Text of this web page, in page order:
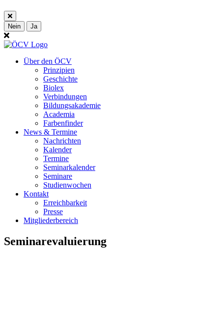
Nein Ja
Über den ÖCV
Prinzipien
Geschichte
Biolex
Verbindungen
Bildungsakademie
Academia
Farbenfinder
News & Termine
Nachrichten
Kalender
Termine
Seminarkalender
Seminare
Studienwochen
Kontakt
Erreichbarkeit
Presse
Mitgliederbereich
Seminarevaluierung